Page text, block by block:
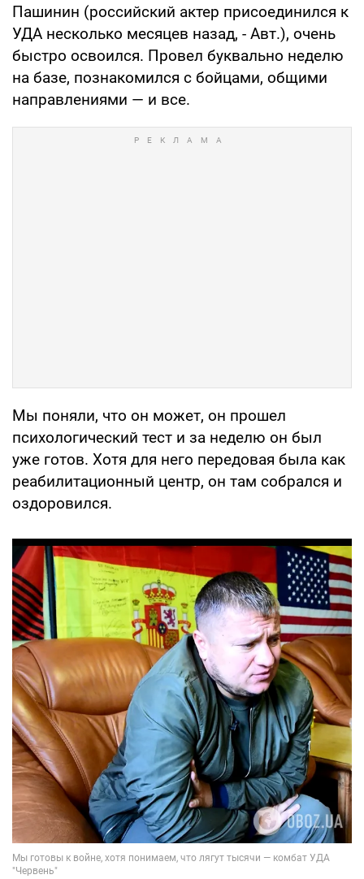
Пашинин (российский актер присоединился к
УДА несколько месяцев назад, - Авт.), очень
быстро освоился. Провел буквально неделю
на базе, познакомился с бойцами, общими
направлениями — и все.
Мы поняли, что он может, он прошел
психологический тест и за неделю он был
уже готов. Хотя для него передовая была как
реабилитационный центр, он там собрался и
оздоровился.